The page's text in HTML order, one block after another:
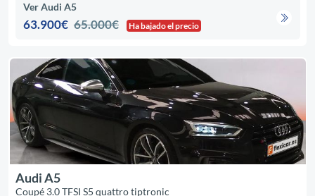
Ver Audi A5
63.900€ 65.000€ Ha bajado el precio
Audi A5
Coupé 3.0 TFSI S5 quattro tiptronic